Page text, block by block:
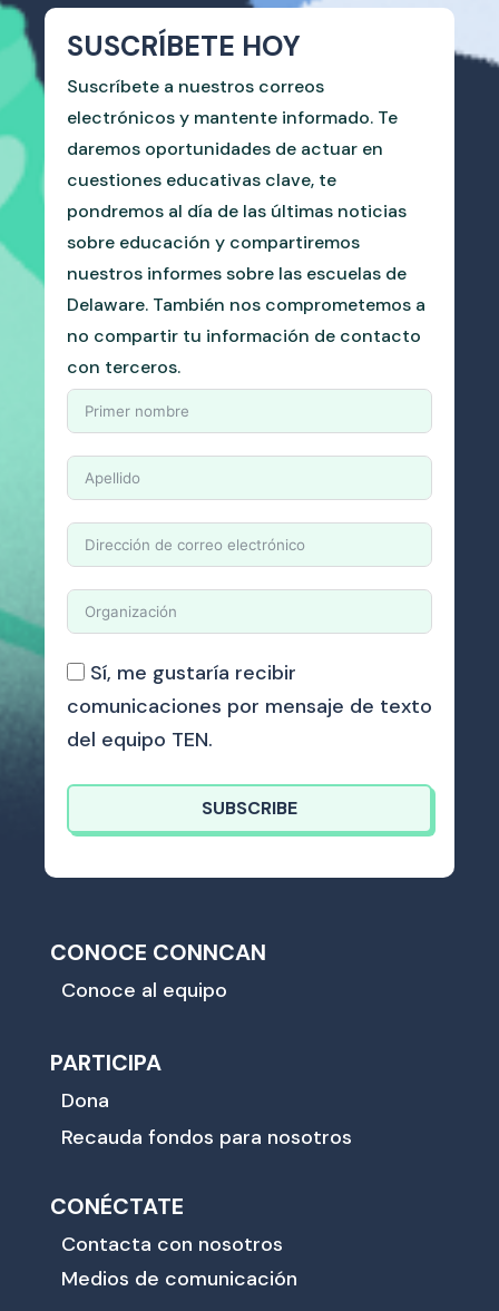
SUSCRÍBETE HOY
Suscríbete a nuestros correos
electrónicos y mantente informado. Te
daremos oportunidades de actuar en
cuestiones educativas clave, te
pondremos al día de las últimas noticias
sobre educación y compartiremos
nuestros informes sobre las escuelas de
Delaware. También nos comprometemos a
no compartir tu información de contacto
con terceros.
Sí, me gustaría recibir
comunicaciones por mensaje de texto
del equipo TEN.
SUBSCRIBE
CONOCE CONNCAN
Conoce al equipo
PARTICIPA
Dona
Recauda fondos para nosotros
CONÉCTATE
Contacta con nosotros
Medios de comunicación